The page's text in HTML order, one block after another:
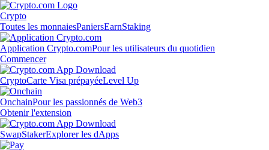
Crypto
Toutes les monnaiesPaniersEarnStaking
Application Crypto.comPour les utilisateurs du quotidien
Commencer
CryptoCarte Visa prépayéeLevel Up
OnchainPour les passionnés de Web3
Obtenir l'extension
SwapStakerExplorer les dApps